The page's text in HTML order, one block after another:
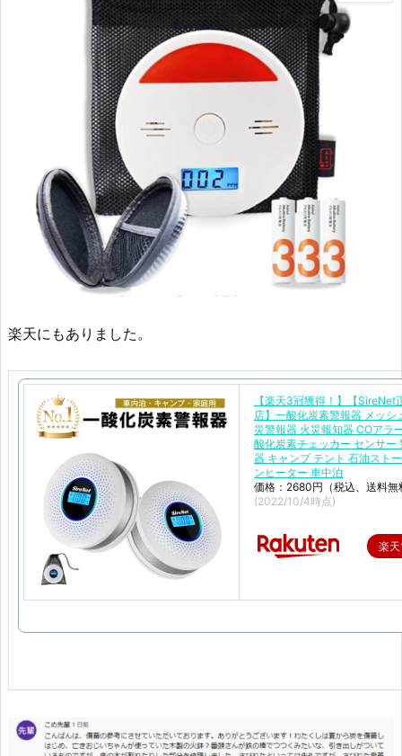
楽天にもありました。
【楽天3冠獲得！】【SireNet
店】一酸化炭素警報器 メッシ
災警報器 火災報知器 COアラ
酸化炭素チェッカー センサー
器 キャンプ テント 石油スト
ンヒーター 車中泊
価格：2680円（税込、送料無
(2022/10/4時点)
楽